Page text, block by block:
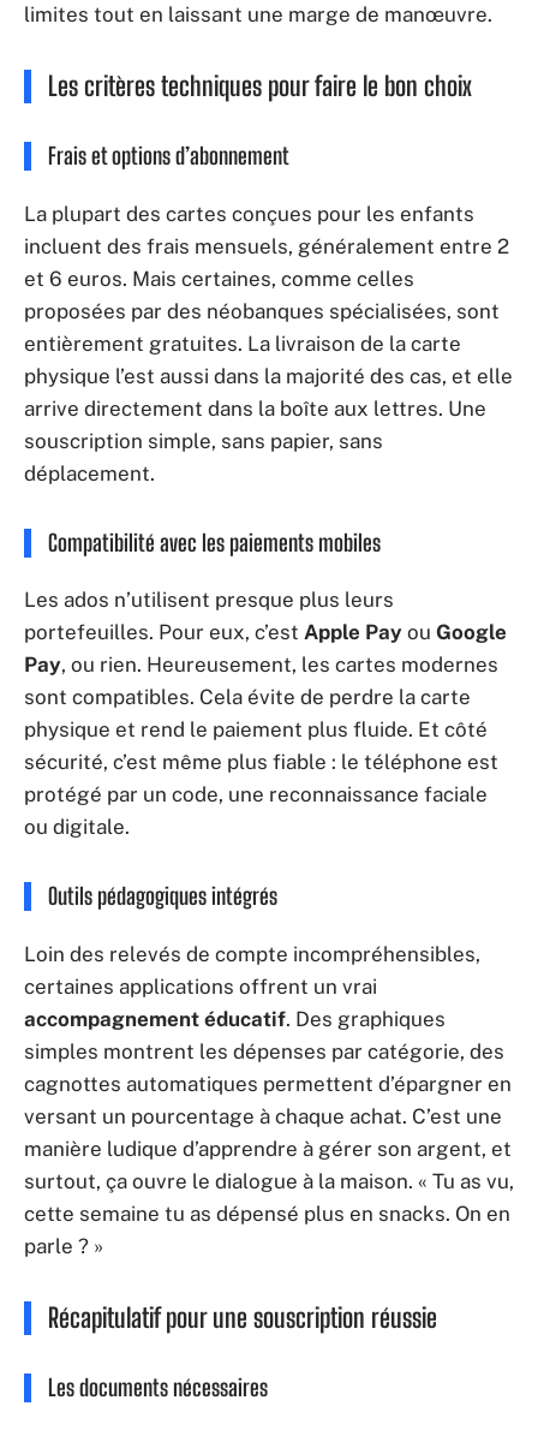
limites tout en laissant une marge de manœuvre.
Les critères techniques pour faire le bon choix
Frais et options d’abonnement
La plupart des cartes conçues pour les enfants
incluent des frais mensuels, généralement entre 2
et 6 euros. Mais certaines, comme celles
proposées par des néobanques spécialisées, sont
entièrement gratuites. La livraison de la carte
physique l’est aussi dans la majorité des cas, et elle
arrive directement dans la boîte aux lettres. Une
souscription simple, sans papier, sans
déplacement.
Compatibilité avec les paiements mobiles
Les ados n’utilisent presque plus leurs
portefeuilles. Pour eux, c’est Apple Pay ou Google
Pay, ou rien. Heureusement, les cartes modernes
sont compatibles. Cela évite de perdre la carte
physique et rend le paiement plus fluide. Et côté
sécurité, c’est même plus fiable : le téléphone est
protégé par un code, une reconnaissance faciale
ou digitale.
Outils pédagogiques intégrés
Loin des relevés de compte incompréhensibles,
certaines applications offrent un vrai
accompagnement éducatif. Des graphiques
simples montrent les dépenses par catégorie, des
cagnottes automatiques permettent d’épargner en
versant un pourcentage à chaque achat. C’est une
manière ludique d’apprendre à gérer son argent, et
surtout, ça ouvre le dialogue à la maison. « Tu as vu,
cette semaine tu as dépensé plus en snacks. On en
parle ? »
Récapitulatif pour une souscription réussie
Les documents nécessaires